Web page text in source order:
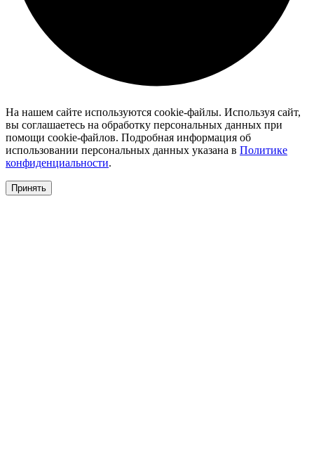
На нашем сайте используются cookie-файлы. Используя сайт,
вы соглашаетесь на обработку персональных данных при
помощи cookie-файлов. Подробная информация об
использовании персональных данных указана в Политике
конфиденциальности.
Принять